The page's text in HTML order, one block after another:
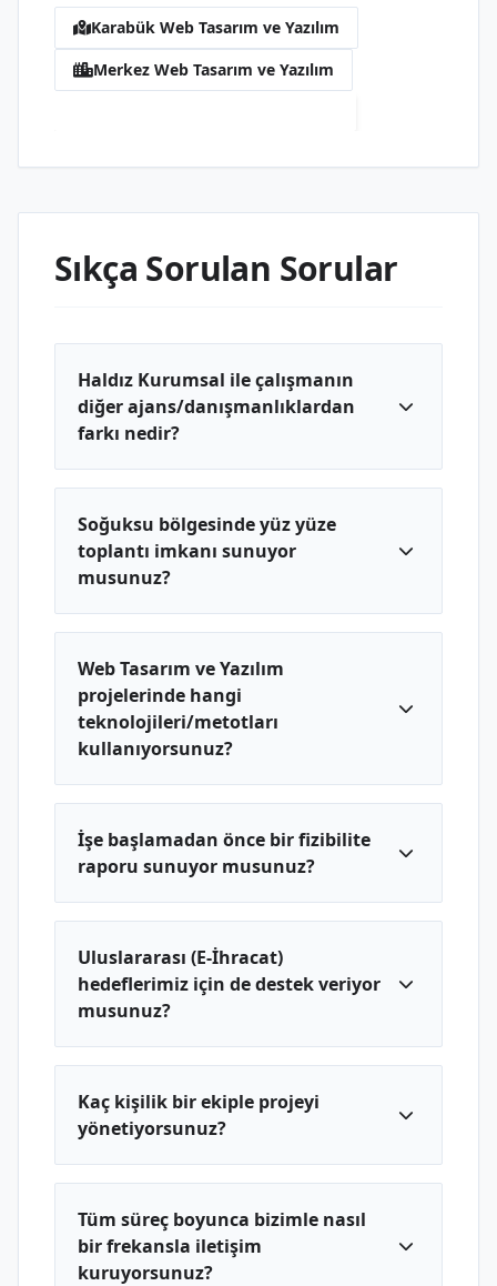
Karabük Web Tasarım ve Yazılım
Merkez Web Tasarım ve Yazılım
Sıkça Sorulan Sorular
Haldız Kurumsal ile çalışmanın
diğer ajans/danışmanlıklardan
farkı nedir?
Soğuksu bölgesinde yüz yüze
toplantı imkanı sunuyor
musunuz?
Web Tasarım ve Yazılım
projelerinde hangi
teknolojileri/metotları
kullanıyorsunuz?
İşe başlamadan önce bir fizibilite
raporu sunuyor musunuz?
Uluslararası (E-İhracat)
hedeflerimiz için de destek veriyor
musunuz?
Kaç kişilik bir ekiple projeyi
yönetiyorsunuz?
Tüm süreç boyunca bizimle nasıl
bir frekansla iletişim
kuruyorsunuz?